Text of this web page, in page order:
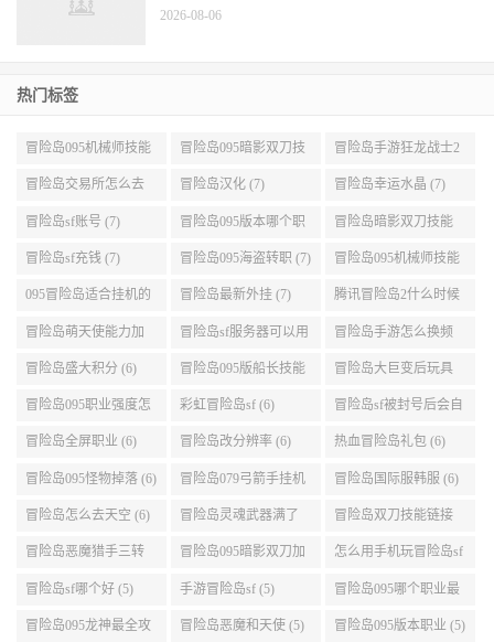
2026-08-06
热门标签
冒险岛095机械师技能
展示 (9)
冒险岛095暗影双刀技
能加点 (9)
冒险岛手游狂龙战士2
转 (9)
冒险岛交易所怎么去
(8)
冒险岛汉化 (7) 冒险岛幸运水晶 (7)
冒险岛sf账号 (7) 冒险岛095版本哪个职
业段数高些 (7)
冒险岛暗影双刀技能
加点095版本 (7)
冒险岛sf充钱 (7) 冒险岛095海盗转职 (7) 冒险岛095机械师技能
演示 (7)
095冒险岛适合挂机的
地图 (7)
冒险岛最新外挂 (7) 腾讯冒险岛2什么时候
公测 (7)
冒险岛萌天使能力加
点 (6)
冒险岛sf服务器可以用
自己电脑 (6)
冒险岛手游怎么换频
道 (6)
冒险岛盛大积分 (6) 冒险岛095版船长技能
介绍 (6)
冒险岛大巨变后玩具
城组队任务 (6)
冒险岛095职业强度怎
么选 (6)
彩虹冒险岛sf (6) 冒险岛sf被封号后会自
动关闭电脑 (6)
冒险岛全屏职业 (6) 冒险岛改分辨率 (6) 热血冒险岛礼包 (6)
冒险岛095怪物掉落 (6) 冒险岛079弓箭手挂机
升级的地方 (6)
冒险岛国际服韩服 (6)
冒险岛怎么去天空 (6) 冒险岛灵魂武器满了
(6)
冒险岛双刀技能链接
(5)
冒险岛恶魔猎手三转
技能加点顺序 (5)
冒险岛095暗影双刀加
点 (5)
怎么用手机玩冒险岛sf
(5)
冒险岛sf哪个好 (5) 手游冒险岛sf (5) 冒险岛095哪个职业最
好 (5)
冒险岛095龙神最全攻 冒险岛恶魔和天使 (5) 冒险岛095版本职业 (5)